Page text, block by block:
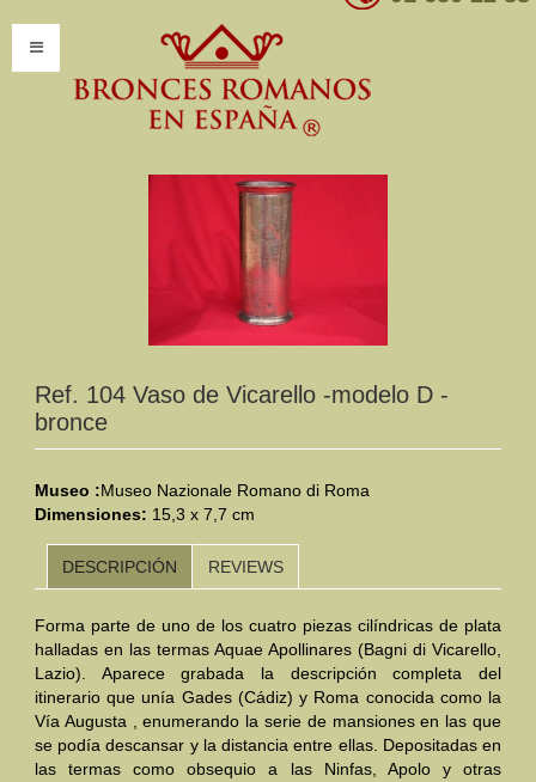
INFORMACIÓN
Introducción
Presentación
Modelos por encargo
CATÁLOGO
Clasificaciones
Otras Civilizaciones
Trabajos Especiales
Referencias
Ref. 104 Vaso de Vicarello -modelo D -
bronce
Museo :Museo Nazionale Romano di Roma
Dimensiones: 15,3 x 7,7 cm
DESCRIPCIÓN REVIEWS
Forma parte de uno de los cuatro piezas cilíndricas de plata
halladas en las termas Aquae Apollinares (Bagni di Vicarello,
Lazio). Aparece grabada la descripción completa del
itinerario que unía Gades (Cádiz) y Roma conocida como la
Vía Augusta , enumerando la serie de mansiones en las que
se podía descansar y la distancia entre ellas. Depositadas en
las termas como obsequio a las Ninfas, Apolo y otras